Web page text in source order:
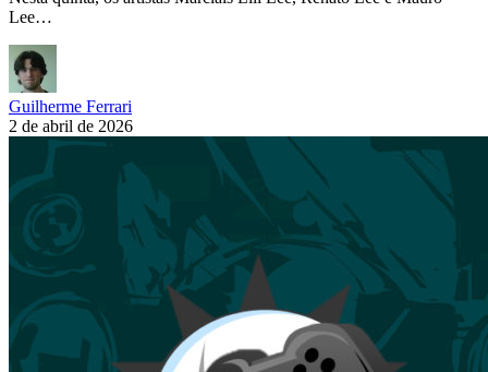
Lee…
Guilherme Ferrari
2 de abril de 2026